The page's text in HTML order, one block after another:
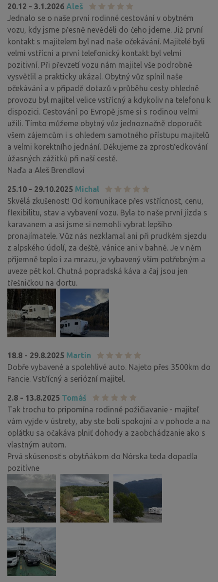
20.12 - 3.1.2026 Aleš
Jednalo se o naše první rodinné cestování v obytném
vozu, kdy jsme přesně nevěděli do čeho jdeme. Již první
kontakt s majitelem byl nad naše očekávání. Majitelé byli
velmi vstřícní a první telefonický kontakt byl velmi
pozitivní. Při převzetí vozu nám majitel vše podrobně
vysvětlil a prakticky ukázal. Obytný vůz splnil naše
očekávání a v případě dotazů v průběhu cesty ohledně
provozu byl majitel velice vstřícný a kdykoliv na telefonu k
dispozici. Cestování po Evropě jsme si s rodinou velmi
užili. Tímto můžeme obytný vůz jednoznačně doporučit
všem zájemcům i s ohledem samotného přístupu majitelů
a velmi korektního jednání. Děkujeme za zprostředkování
úžasných zážitků při naší cestě.
Naďa a Aleš Brendlovi
25.10 - 29.10.2025 Michal
Skvělá zkušenost! Od komunikace přes vstřícnost, cenu,
flexibilitu, stav a vybavení vozu. Byla to naše první jízda s
karavanem a asi jsme si nemohli vybrat lepšího
pronajímatele. Vůz nás nezklamal ani při prudkém sjezdu
z alpského údolí, za deště, vánice ani v bahně. Je v něm
příjemně teplo i za mrazu, je vybavený vším potřebným a
uveze pět kol. Chutná popradská káva a čaj jsou jen
třešničkou na dortu.
18.8 - 29.8.2025 Martin
Dobře vybavené a spolehlivé auto. Najeto přes 3500km do
Fancie. Vstřícný a seriózní majitel.
2.8 - 13.8.2025 Tomáš
Tak trochu to pripomína rodinné požičiavanie - majiteľ
vám vyjde v ústrety, aby ste boli spokojní a v pohode a na
oplátku sa očakáva plniť dohody a zaobchádzanie ako s
vlastným autom.
Prvá skúsenosť s obytňákom do Nórska teda dopadla
pozitívne